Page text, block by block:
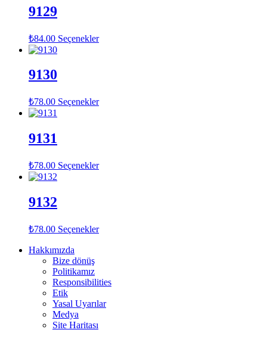
9129
₺84.00 Seçenekler
9130
₺78.00 Seçenekler
9131
₺78.00 Seçenekler
9132
₺78.00 Seçenekler
Hakkımızda
Bize dönüş
Politikamız
Responsibilities
Etik
Yasal Uyarılar
Medya
Site Haritası